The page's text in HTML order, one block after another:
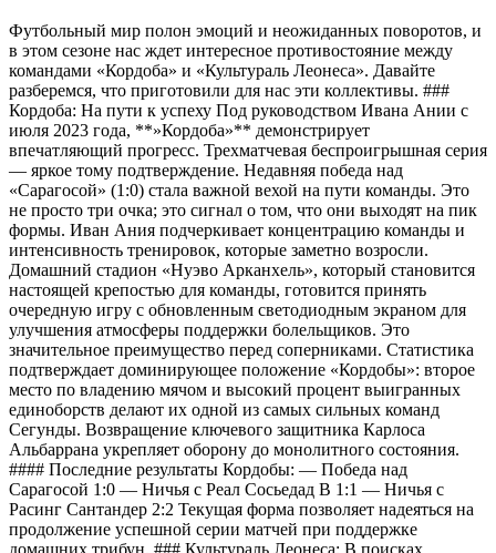
Футбольный мир полон эмоций и неожиданных поворотов, и
в этом сезоне нас ждет интересное противостояние между
командами «Кордоба» и «Культураль Леонеса». Давайте
разберемся, что приготовили для нас эти коллективы. ###
Кордоба: На пути к успеху Под руководством Ивана Ании с
июля 2023 года, **»Кордоба»** демонстрирует
впечатляющий прогресс. Трехматчевая беспроигрышная серия
— яркое тому подтверждение. Недавняя победа над
«Сарагосой» (1:0) стала важной вехой на пути команды. Это
не просто три очка; это сигнал о том, что они выходят на пик
формы. Иван Ания подчеркивает концентрацию команды и
интенсивность тренировок, которые заметно возросли.
Домашний стадион «Нуэво Арканхель», который становится
настоящей крепостью для команды, готовится принять
очередную игру с обновленным светодиодным экраном для
улучшения атмосферы поддержки болельщиков. Это
значительное преимущество перед соперниками. Статистика
подтверждает доминирующее положение «Кордобы»: второе
место по владению мячом и высокий процент выигранных
единоборств делают их одной из самых сильных команд
Сегунды. Возвращение ключевого защитника Карлоса
Альбаррана укрепляет оборону до монолитного состояния.
#### Последние результаты Кордобы: — Победа над
Сарагосой 1:0 — Ничья с Реал Сосьедад B 1:1 — Ничья с
Расинг Сантандер 2:2 Текущая форма позволяет надеяться на
продолжение успешной серии матчей при поддержке
домашних трибун. ### Культураль Леонеса: В поисках